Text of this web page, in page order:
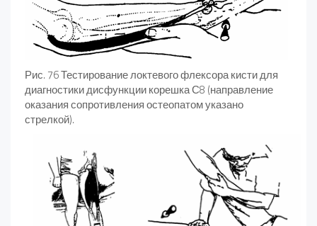
Рис. 76 Тестирование локтевого флексора кисти для
диагности­ки дисфункции корешка С8 (направление
оказания сопротивле­ния остеопатом указано
стрелкой).